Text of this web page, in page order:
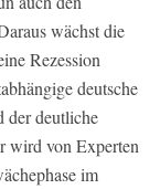
wächst die
Rezession
deutsche
der deutliche
wird von Experten
im